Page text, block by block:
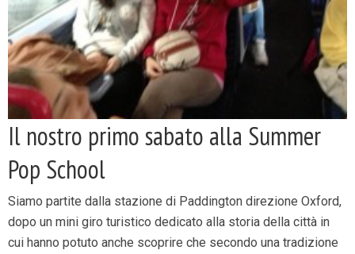
Il nostro primo sabato alla Summer
Pop School
Siamo partite dalla stazione di Paddington direzione Oxford,
dopo un mini giro turistico dedicato alla storia della città in
cui hanno potuto anche scoprire che secondo una tradizione